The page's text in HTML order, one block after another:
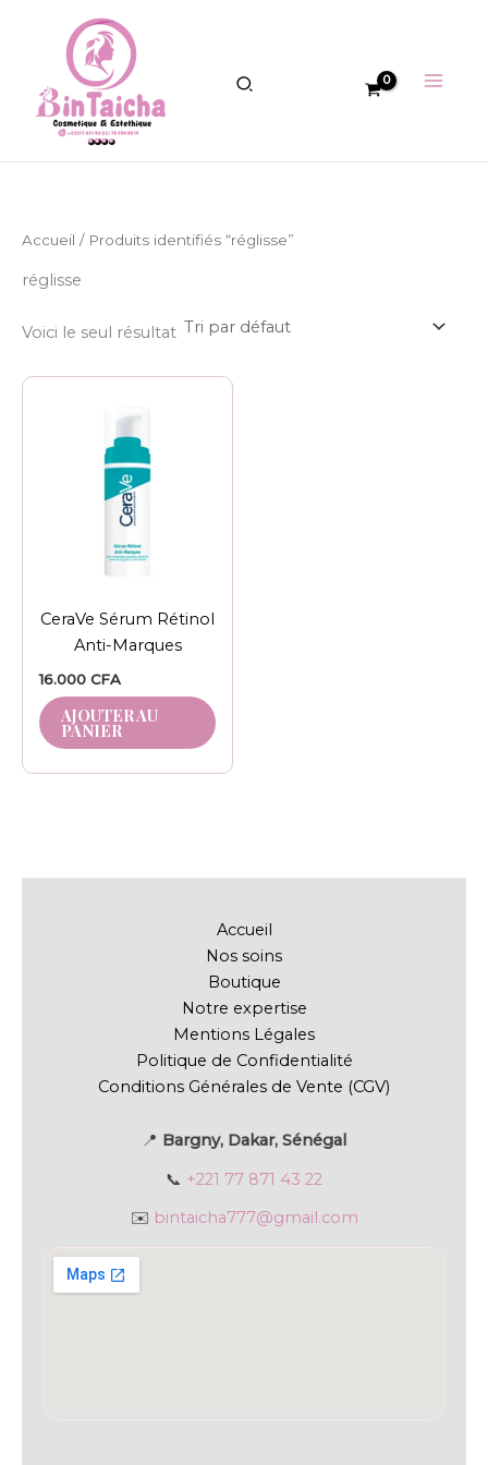
Accueil / Produits identifiés “réglisse”
réglisse
Voici le seul résultat
CeraVe Sérum Rétinol
Anti-Marques
16.000 CFA
AJOUTER AU
PANIER
Accueil
Nos soins
Boutique
Notre expertise
Mentions Légales
Politique de Confidentialité
Conditions Générales de Vente (CGV)
📍 Bargny, Dakar, Sénégal
📞 +221 77 871 43 22
✉️ bintaicha777@gmail.com